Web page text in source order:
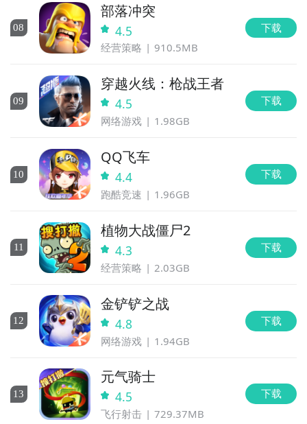
08
部落冲突
4.5
经营策略 910.5MB
下载
09
穿越火线：枪战王者
4.5
网络游戏 1.98GB
下载
10
QQ飞车
4.4
跑酷竞速 1.96GB
下载
11
植物大战僵尸2
4.3
经营策略 2.03GB
下载
12
金铲铲之战
4.8
网络游戏 1.94GB
下载
13
元气骑士
4.5
飞行射击 729.37MB
下载